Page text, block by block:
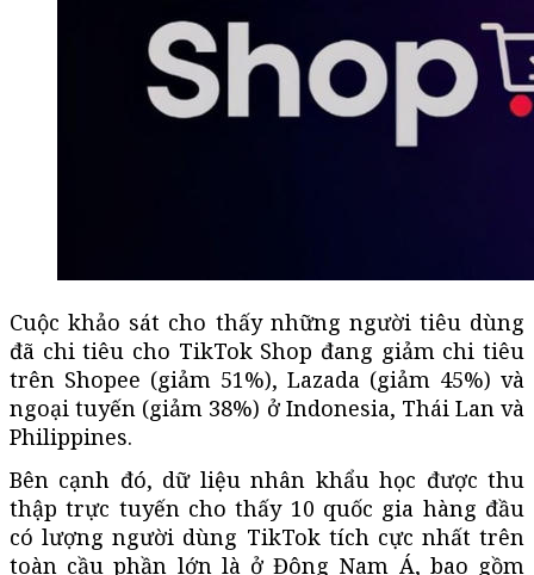
Cuộc khảo sát cho thấy những người tiêu dùng
đã chi tiêu cho TikTok Shop đang giảm chi tiêu
trên Shopee (giảm 51%), Lazada (giảm 45%) và
ngoại tuyến (giảm 38%) ở Indonesia, Thái Lan và
Philippines.
Bên cạnh đó, dữ liệu nhân khẩu học được thu
thập trực tuyến cho thấy 10 quốc gia hàng đầu
có lượng người dùng TikTok tích cực nhất trên
toàn cầu phần lớn là ở Đông Nam Á, bao gồm